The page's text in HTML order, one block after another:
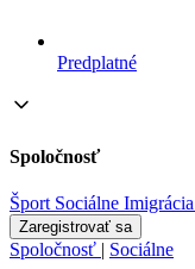
Predplatné
Spoločnosť
Šport Sociálne Imigrácia
Zaregistrovať sa
Spoločnosť | Sociálne